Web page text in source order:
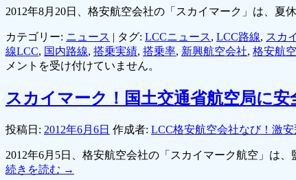
2012年8月20日、格安航空会社の「スカイマーク」は、夏
カテゴリー: ニュース | タグ: LCCニュース, LCC路線, スカ
線LCC, 国内路線, 搭乗実績, 搭乗率, 新興航空会社, 格安航
メントを受け付けていません。
スカイマーク！国土交通省航空局に
投稿日: 2012年6月6日 作成者: LCC格安航空会社なび！激
2012年6月5日、格安航空会社の「スカイマーク航空」は
続きを読む →